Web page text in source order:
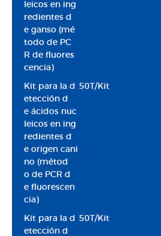
leicos en ing
redientes d
e ganso (mé
todo de PC
R de fluores
cencia)
Kit para la d
etección d
e ácidos nuc
leicos en ing
redientes d
e origen cani
no (métod
o de PCR d
e fluorescen
cia)
50T/Kit
Kit para la d
etección d
50T/Kit